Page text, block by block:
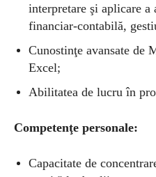
interpretare şi aplicare a
financiar-contabilă,
Cunostinţe avansate de
Excel;
Abilitatea de lucru în
Competenţe personale:
Capacitate de